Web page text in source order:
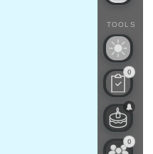
TOOLS
0
0